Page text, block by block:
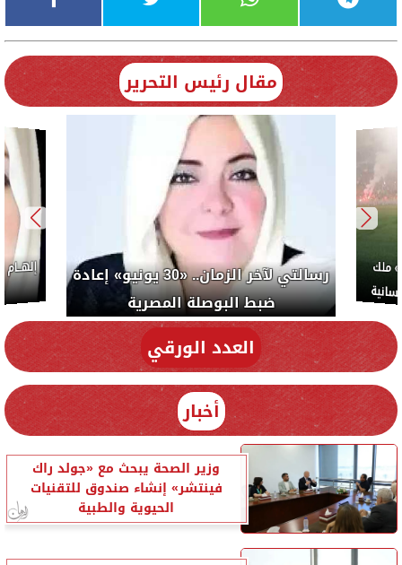
مقال رئيس التحرير
رسالتي لآخر الزمان.. «30 يونيو» إعادة
ضبط البوصلة المصرية
«صلاح» ملك
والإنسانية
العدد الورقي
أخبار
وزير الصحة يبحث مع «جولد راك
فينتشر» إنشاء صندوق للتقنيات
الحيوية والطبية